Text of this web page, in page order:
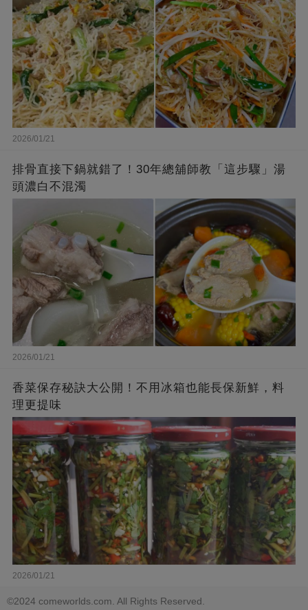
2026/01/21
排骨直接下鍋就錯了！30年總舖師教「這步驟」湯
頭濃白不混濁
2026/01/21
香菜保存秘訣大公開！不用冰箱也能長保新鮮，料
理更提味
2026/01/21
©2024 comeworlds.com. All Rights Reserved.